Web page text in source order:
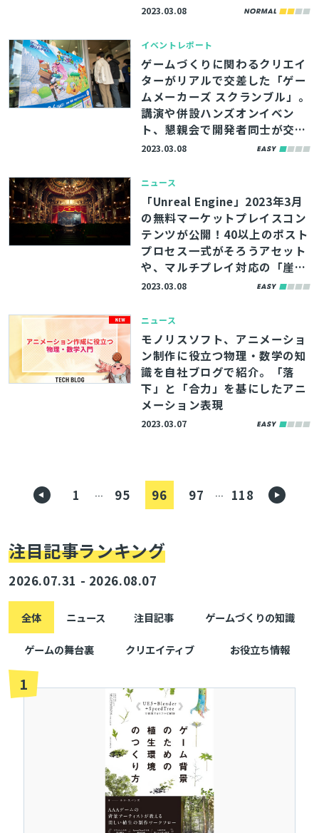
2023.03.08
イベントレポート
ゲームづくりに関わるクリエイ
ターがリアルで交差した「ゲー
ムメーカーズ スクランブル」。
講演や併設ハンズオンイベン
ト、懇親会で開発者同士が交流
を深めた当日を振り返る
2023.03.08
ニュース
「Unreal Engine」2023年3月
の無料マーケットプレイスコン
テンツが公開！40以上のポスト
プロセス一式がそろうアセット
や、マルチプレイ対応の「崖乗
り越え」システムがラインナッ
2023.03.08
ニュース
モノリスソフト、アニメーショ
ン制作に役立つ物理・数学の知
識を自社ブログで紹介。「落
下」と「合力」を基にしたアニ
メーション表現
2023.03.07
1 … 95 96 97 … 118
注目記事ランキング
2026.07.31 - 2026.08.07
全体 ニュース 注目記事 ゲームづくりの知識
ゲームの舞台裏 クリエイティブ お役立ち情報
1